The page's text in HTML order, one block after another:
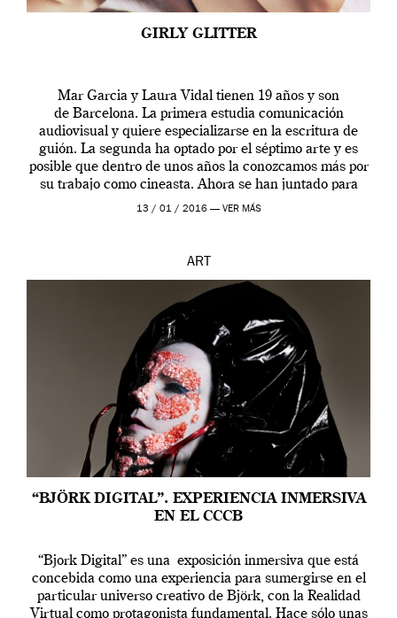
GIRLY GLITTER
Mar Garcia y Laura Vidal tienen 19 años y son
de Barcelona. La primera estudia comunicación
audiovisual y quiere especializarse en la escritura de
guión. La segunda ha optado por el séptimo arte y es
posible que dentro de unos años la conozcamos más por
su trabajo como cineasta. Ahora se han juntado para
contarnos una […]
13 / 01 / 2016 — VER MÁS
ART
“BJÖRK DIGITAL”. EXPERIENCIA INMERSIVA
EN EL CCCB
“Bjork Digital” es una exposición inmersiva que está
concebida como una experiencia para sumergirse en el
particular universo creativo de Björk, con la Realidad
Virtual como protagonista fundamental. Hace sólo unas